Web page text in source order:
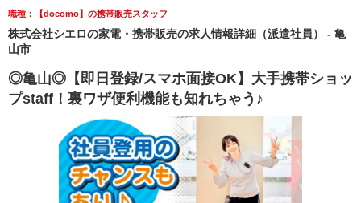
職種：【docomo】の携帯販売スタッフ
株式会社シエロの家電・携帯販売の求人情報詳細（派遣社員） - 亀
山市
◎亀山◎【即日登録/スマホ面接OK】大手携帯ショッ
プstaff！裏ワザ便利機能も知れちゃう♪